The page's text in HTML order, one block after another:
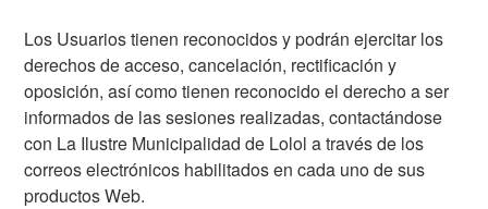
Los Usuarios tienen reconocidos y podrán ejercitar los
derechos de acceso, cancelación, rectificación y
oposición, así como tienen reconocido el derecho a ser
informados de las sesiones realizadas, contactándose
con La Ilustre Municipalidad de Lolol a través de los
correos electrónicos habilitados en cada uno de sus
productos Web.